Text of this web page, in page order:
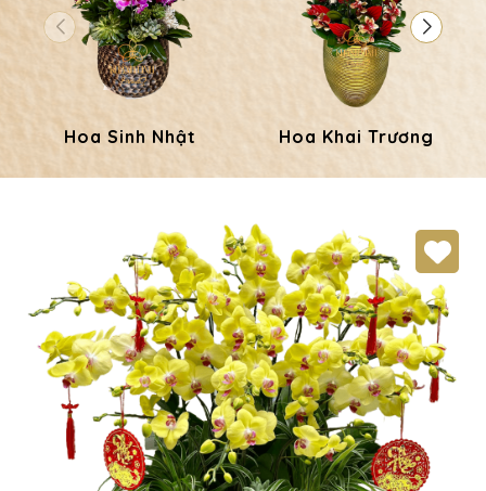
Hoa Sinh Nhật Hoa Khai Trương